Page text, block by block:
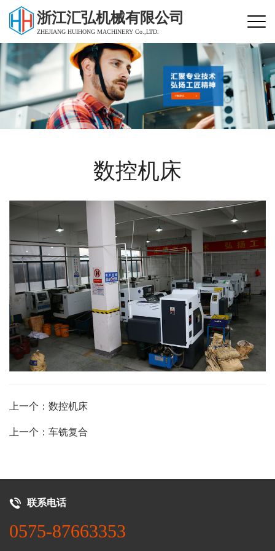
浙江汇弘机械有限公司
ZHEJIANG HUIHONG MACHINERY Co.,LTD.
数控机床
上一个：数控机床
上一个：车铣复合
联系电话
0575-87663353